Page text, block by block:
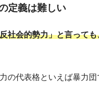
定義は難しい
社会的勢力」と言って
の代表格といえば暴力団